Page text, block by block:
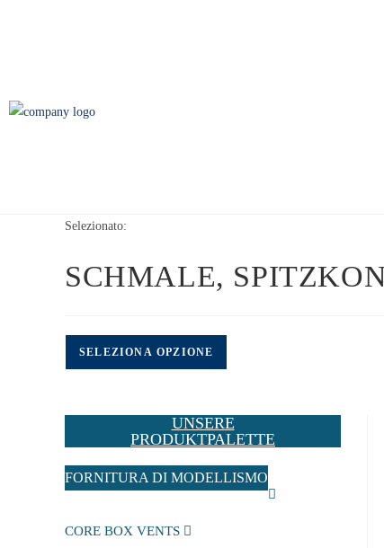
Selezionato:
SCHMALE,
SELEZIONA OPZIONE
UNSERE
PRODUKTPALETTE
FORNITURA DI MODELLISMO
CORE BOX VENTS